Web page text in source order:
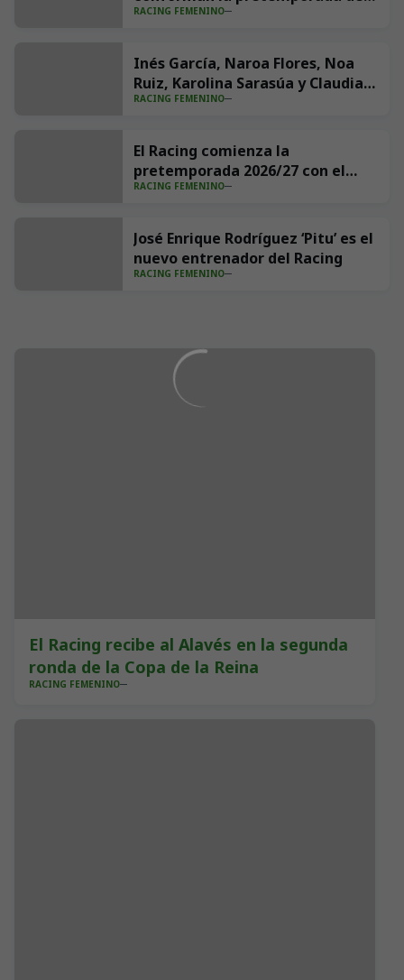
Racing
RACING FEMENINO
Inés García, Naroa Flores, Noa
Ruiz, Karolina Sarasúa y Claudia
Gómez, las incorporaciones del
RACING FEMENINO
El Racing comienza la
pretemporada 2026/27 con el
equipo definido al completo
RACING FEMENINO
José Enrique Rodríguez ‘Pitu’ es el
nuevo entrenador del Racing
RACING FEMENINO
El Racing recibe al Alavés en la segunda
ronda de la Copa de la Reina
RACING FEMENINO